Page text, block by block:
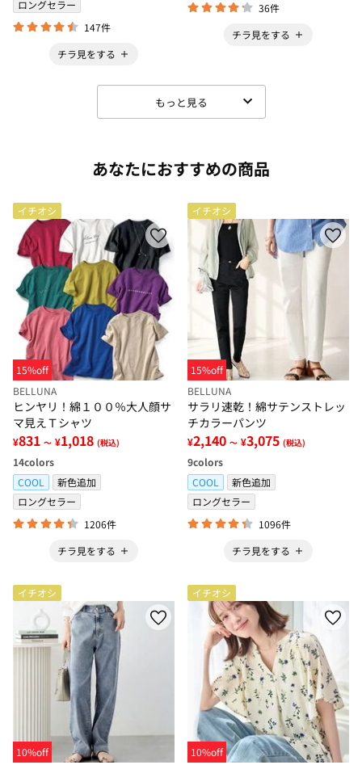
ロングセラー
147件
チラ見をする
36件
チラ見をする
もっと見る
あなたにおすすめの商品
イチオシ
15%off
BELLUNA
ヒンヤリ！綿１００％大人顔サ
マ見えＴシャツ
¥831 ～ ¥1,018 (税込)
14colors
COOL
新色追加
ロングセラー
1206件
チラ見をする
イチオシ
15%off
BELLUNA
サラリ速乾！綿サテンストレッ
チカラーパンツ
¥2,140 ～ ¥3,075 (税込)
9colors
COOL
新色追加
ロングセラー
1096件
チラ見をする
イチオシ
10%off
イチオシ
10%off